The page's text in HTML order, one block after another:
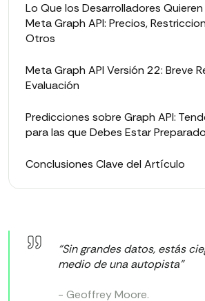
Lo Que los Desarrolladores
Meta Graph API: Precios,
Otros
Meta Graph API Versión 22: Breve
Evaluación
Predicciones sobre Graph API:
para las que Debes Estar Preparado
Conclusiones Clave del Artículo
“Sin grandes datos, estás
medio de una autopista”
- Geoffrey Moore.